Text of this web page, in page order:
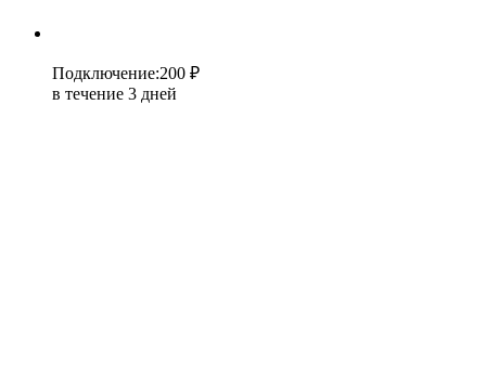
Подключение:200 ₽
в течение 3 дней